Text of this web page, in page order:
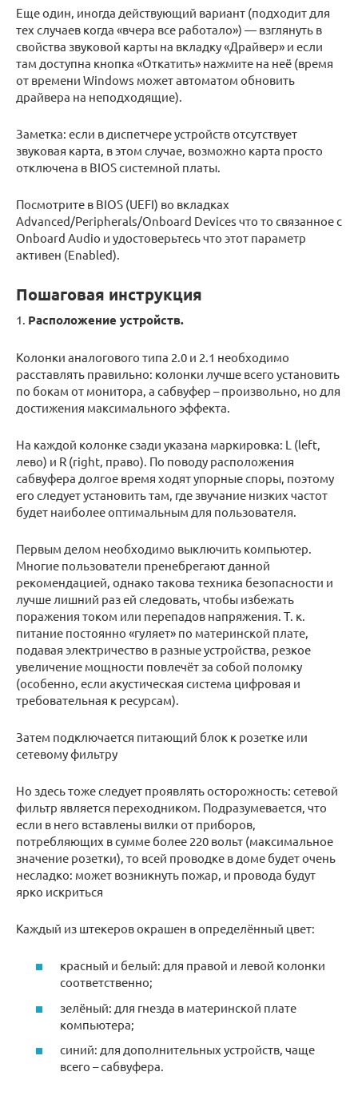
Еще один, иногда действующий вариант (подходит для
тех случаев когда «вчера все работало») — взглянуть в
свойства звуковой карты на вкладку «Драйвер» и если
там доступна кнопка «Откатить» нажмите на неё (время
от времени Windows может автоматом обновить
драйвера на неподходящие).
Заметка: если в диспетчере устройств отсутствует
звуковая карта, в этом случае, возможно карта просто
отключена в BIOS системной платы.
Посмотрите в BIOS (UEFI) во вкладках
Advanced/Peripherals/Onboard Devices что то связанное с
Onboard Audio и удостоверьтесь что этот параметр
активен (Enabled).
Пошаговая инструкция
1. Расположение устройств.
Колонки аналогового типа 2.0 и 2.1 необходимо
расставлять правильно: колонки лучше всего установить
по бокам от монитора, а сабвуфер – произвольно, но для
достижения максимального эффекта.
На каждой колонке сзади указана маркировка: L (left,
лево) и R (right, право). По поводу расположения
сабвуфера долгое время ходят упорные споры, поэтому
его следует установить там, где звучание низких частот
будет наиболее оптимальным для пользователя.
Первым делом необходимо выключить компьютер.
Многие пользователи пренебрегают данной
рекомендацией, однако такова техника безопасности и
лучше лишний раз ей следовать, чтобы избежать
поражения током или перепадов напряжения. Т. к.
питание постоянно «гуляет» по материнской плате,
подавая электричество в разные устройства, резкое
увеличение мощности повлечёт за собой поломку
(особенно, если акустическая система цифровая и
требовательная к ресурсам).
Затем подключается питающий блок к розетке или
сетевому фильтру
Но здесь тоже следует проявлять осторожность: сетевой
фильтр является переходником. Подразумевается, что
если в него вставлены вилки от приборов,
потребляющих в сумме более 220 вольт (максимальное
значение розетки), то всей проводке в доме будет очень
несладко: может возникнуть пожар, и провода будут
ярко искриться
Каждый из штекеров окрашен в определённый цвет:
красный и белый: для правой и левой колонки
соответственно;
зелёный: для гнезда в материнской плате
компьютера;
синий: для дополнительных устройств, чаще
всего – сабвуфера.